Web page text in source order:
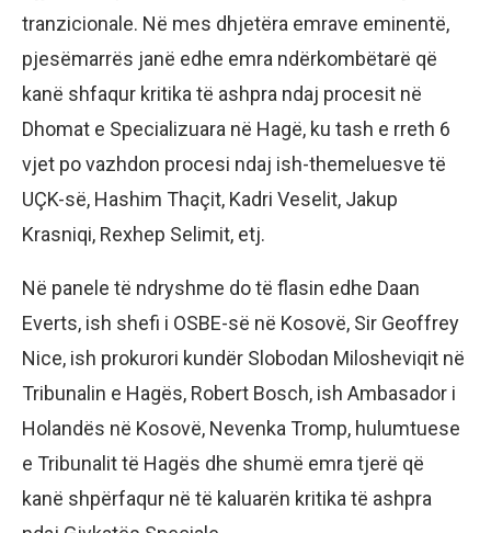
tranzicionale. Në mes dhjetëra emrave eminentë,
pjesëmarrës janë edhe emra ndërkombëtarë që
kanë shfaqur kritika të ashpra ndaj procesit në
Dhomat e Specializuara në Hagë, ku tash e rreth 6
vjet po vazhdon procesi ndaj ish-themeluesve të
UÇK-së, Hashim Thaçit, Kadri Veselit, Jakup
Krasniqi, Rexhep Selimit, etj.
Në panele të ndryshme do të flasin edhe Daan
Everts, ish shefi i OSBE-së në Kosovë, Sir Geoffrey
Nice, ish prokurori kundër Slobodan Milosheviqit në
Tribunalin e Hagës, Robert Bosch, ish Ambasador i
Holandës në Kosovë, Nevenka Tromp, hulumtuese
e Tribunalit të Hagës dhe shumë emra tjerë që
kanë shpërfaqur në të kaluarën kritika të ashpra